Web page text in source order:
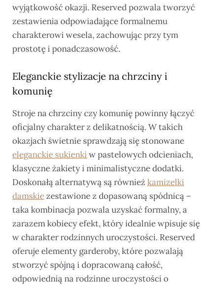
wyjątkowość okazji. Reserved pozwala tworzyć
zestawienia odpowiadające formalnemu
charakterowi wesela, zachowując przy tym
prostotę i ponadczasowość.
Eleganckie stylizacje na chrzciny i
komunię
Stroje na chrzciny czy komunię powinny łączyć
oficjalny charakter z delikatnością. W takich
okazjach świetnie sprawdzają się stonowane
eleganckie sukienki w pastelowych odcieniach,
klasyczne żakiety i minimalistyczne dodatki.
Doskonałą alternatywą są również kamizelki
damskiezestawione z dopasowaną spódnicą –
taka kombinacja pozwala uzyskać formalny, a
zarazem kobiecy efekt, który idealnie wpisuje się
w charakter rodzinnych uroczystości. Reserved
oferuje elementy garderoby, które pozwalają
stworzyć spójną i dopracowaną całość,
odpowiednią na rodzinne uroczystości o